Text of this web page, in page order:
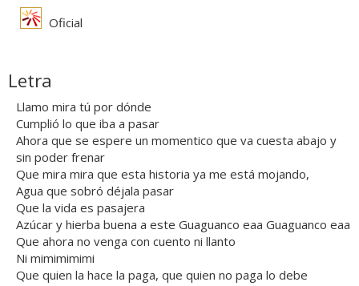
Oficial
Letra
Llamo mira tú por dónde
Cumplió lo que iba a pasar
Ahora que se espere un momentico que va cuesta abajo y
sin poder frenar
Que mira mira que esta historia ya me está mojando,
Agua que sobró déjala pasar
Que la vida es pasajera
Azúcar y hierba buena a este Guaguanco eaa Guaguanco eaa
Que ahora no venga con cuento ni llanto
Ni mimimimimi
Que quien la hace la paga, que quien no paga lo debe